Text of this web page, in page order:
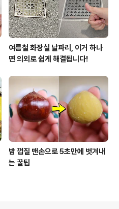
여름철 화장실 날파리, 이거 하나
면 의외로 쉽게 해결됩니다!
밤 껍질 맨손으로 5초만에 벗겨내
는 꿀팁